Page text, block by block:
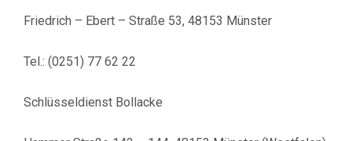
Friedrich – Ebert – Straße 53, 48153 Münster
Tel.: (0251) 77 62 22
Schlüsseldienst Bollacke